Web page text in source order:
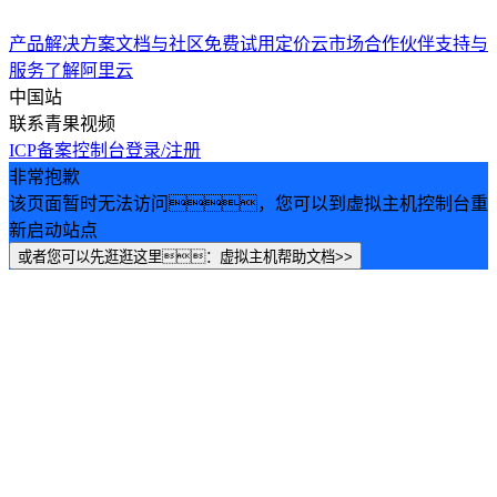
产品解决方案文档与社区免费试用 定价云市场合作伙伴支持与
服务了解阿里云
中国站
联系青果视频
ICP备案控制台登录/注册
非常抱歉
该页面暂时无法访问，您可以到虚拟主机控制台重
新启动站点
或者您可以先逛逛这里：虚拟主机帮助文档>>